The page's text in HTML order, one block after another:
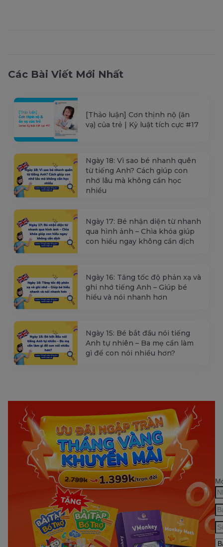
Các Bài Viết Mới Nhất
[Thảo luận] Cơn thịnh nộ (ăn
vạ) của trẻ | Kỷ luật tích cực #17
Ngày 18: Vì sao bé nhanh quên
từ tiếng Anh? Cách giúp con
nhớ lâu mà không cần học
nhiều
Ngày 17: Bé nhận diện từ nhanh
qua hình ảnh – Chìa khóa giúp
con hiểu ngay không cần dịch
Ngày 16: Tăng tốc độ phản xạ và
ghi nhớ tiếng Anh – Giúp bé
hiểu và nói nhanh hơn
Ngày 15: Bé bắt đầu nói tiếng
Anh tự nhiên – Ba mẹ cần làm
gì để con nói nhiều hơn?